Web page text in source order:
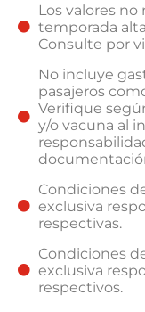
Los valores
temporada
Consulte por
No incluye
pasajeros
Verifique
y/o vacuna al
Condiciones
exclusiva
respectivas.
Condiciones
exclusiva
respectivos.